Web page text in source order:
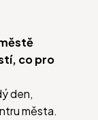
co pro
den,
města.